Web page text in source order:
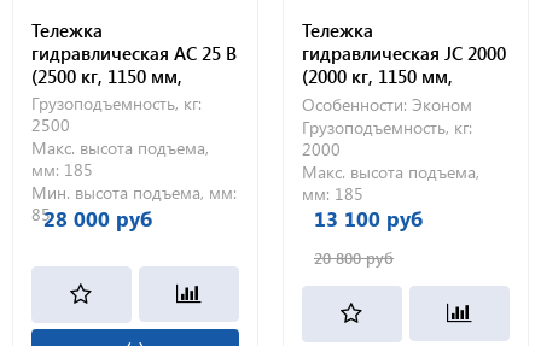
Тележка
гидравлическая AC 25 B
(2500 кг, 1150 мм,
полиуретановые
колеса)
Грузоподъемность, кг:
2500
Макс. высота подъема,
мм: 185
Мин. высота подъема, мм:
8528 000 руб
Тележка
гидравлическая JC 2000
(2000 кг, 1150 мм,
полиуретановые
колеса)
Особенности: Эконом
Грузоподъемность, кг:
2000
Макс. высота подъема,
мм: 185
13 100 руб
20 800 руб